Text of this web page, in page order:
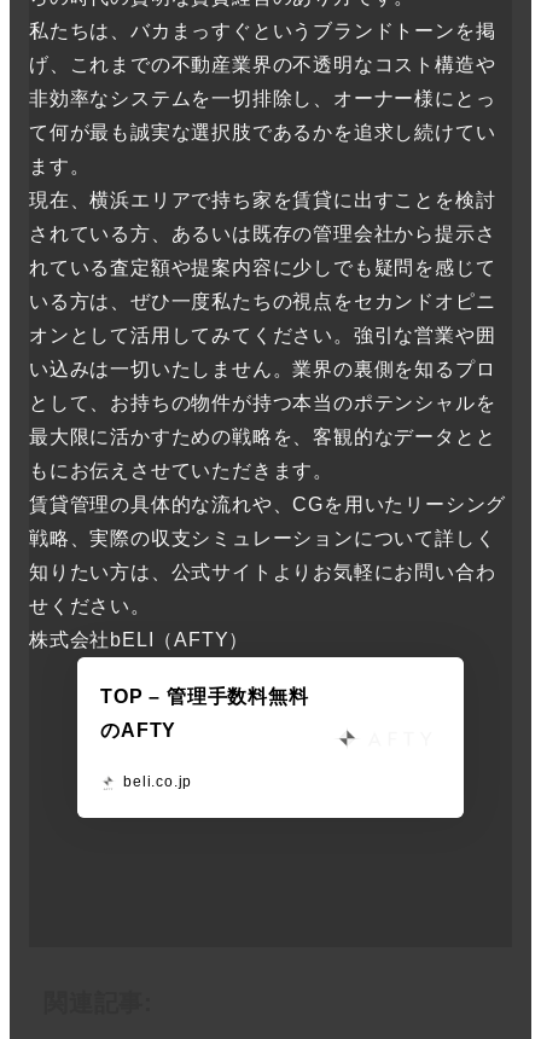
私たちは、バカまっすぐというブランドトーンを掲
げ、これまでの不動産業界の不透明なコスト構造や
非効率なシステムを一切排除し、オーナー様にとっ
て何が最も誠実な選択肢であるかを追求し続けてい
ます。
現在、横浜エリアで持ち家を賃貸に出すことを検討
されている方、あるいは既存の管理会社から提示さ
れている査定額や提案内容に少しでも疑問を感じて
いる方は、ぜひ一度私たちの視点をセカンドオピニ
オンとして活用してみてください。強引な営業や囲
い込みは一切いたしません。業界の裏側を知るプロ
として、お持ちの物件が持つ本当のポテンシャルを
最大限に活かすための戦略を、客観的なデータとと
もにお伝えさせていただきます。
賃貸管理の具体的な流れや、CGを用いたリーシング
戦略、実際の収支シミュレーションについて詳しく
知りたい方は、公式サイトよりお気軽にお問い合わ
せください。
株式会社bELI（AFTY）
TOP – 管理手数料無料
のAFTY
beli.co.jp